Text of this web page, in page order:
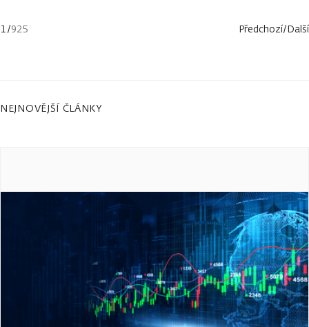
1/925 Předchozí/Další
NEJNOVĚJŠÍ ČLÁNKY